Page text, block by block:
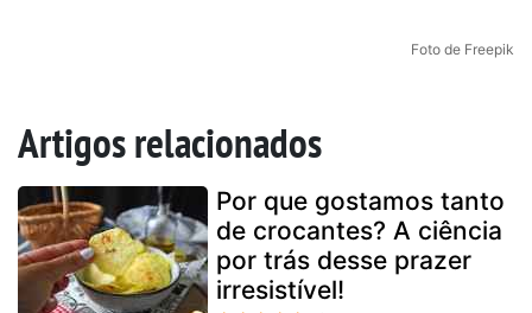
Foto de Freepik
Artigos relacionados
Por que gostamos tanto
de crocantes? A ciência
por trás desse prazer
irresistível!